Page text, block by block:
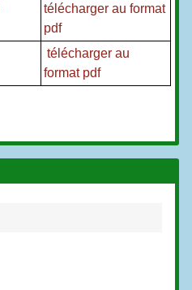
télécharger au format
pdf
télécharger au
format pdf